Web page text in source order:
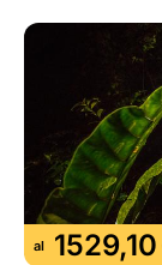
al 1529,10